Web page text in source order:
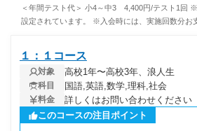
＜年間テスト代＞ 小4～中3 4,400円/テスト1回
設定されています。 ※入会時には、実施回数分お
１：１コース
対象 高校1年〜高校3年、浪人生
科目 国語,英語,数学,理科,社会
料金
詳しくはお問い合わせください
このコースの注目ポイント